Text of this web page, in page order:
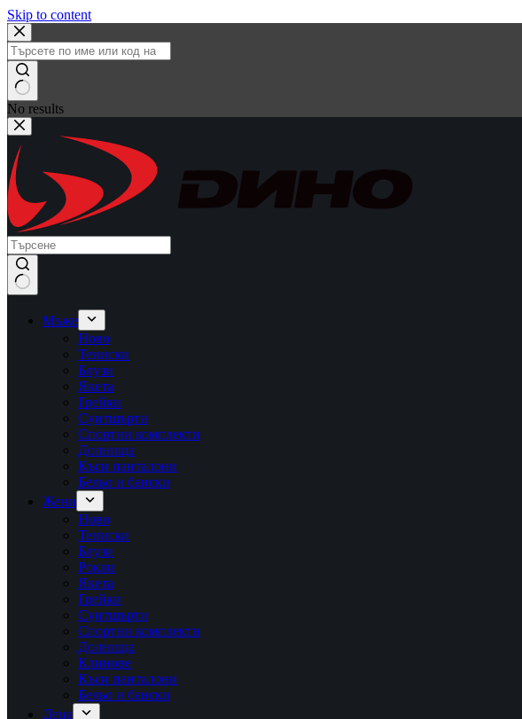
Skip to content
No results
Мъже
Ново
Тениски
Блузи
Якета
Грейки
Суитшърти
Спортни комплекти
Долнища
Къси панталони
Бельо и бански
Жени
Ново
Тениски
Блузи
Рокли
Якета
Грейки
Суитшърти
Спортни комплекти
Долнища
Клинове
Къси панталони
Бельо и бански
Деца